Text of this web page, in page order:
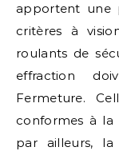
apportent une
critères à
roulants de
effraction
Fermeture.
conformes à la
par ailleurs,